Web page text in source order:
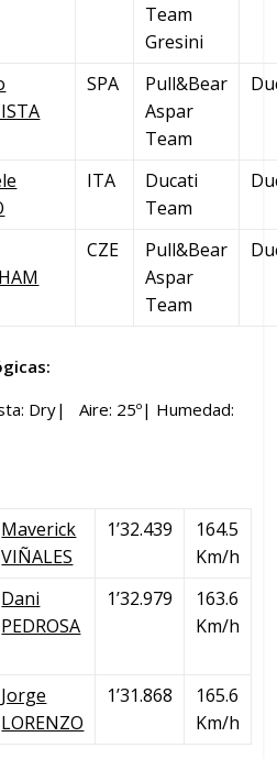
Team
Gresini
SPA
Pull&Bear
Aspar
Team
ITA
Ducati
Team
CZE
Pull&Bear
Aspar
Team
Dry| Aire: 25º| Humedad:
Maverick
VIÑALES
1’32.439
164.5
Km/h
Dani
PEDROSA
1’32.979
163.6
Km/h
Jorge
LORENZO
1’31.868
165.6
Km/h